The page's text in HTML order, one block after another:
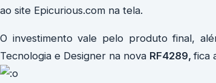
ao site Epicurious.com na tela.
O investimento vale pelo produto final,
Tecnologia e Designer na nova RF4289,fica